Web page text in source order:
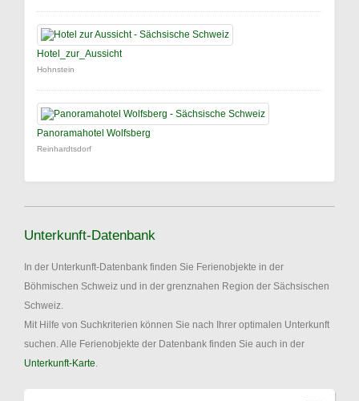
Hotel_zur_Aussicht
Hohnstein
Panoramahotel Wolfsberg
Reinhardtsdorf
Unterkunft-Datenbank
In der Unterkunft-Datenbank finden Sie Ferienobjekte in der
Böhmischen Schweiz und in der grenznahen Region der Sächsischen
Schweiz.
Mit Hilfe von Suchkriterien können Sie nach Ihrer optimalen Unterkunft
suchen. Alle Ferienobjekte der Datenbank finden Sie auch in der
Unterkunft-Karte